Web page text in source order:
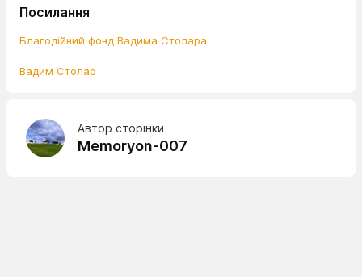
Посилання
Благодійний фонд Вадима Столара
Вадим Столар
Автор сторінки
Memoryon-007